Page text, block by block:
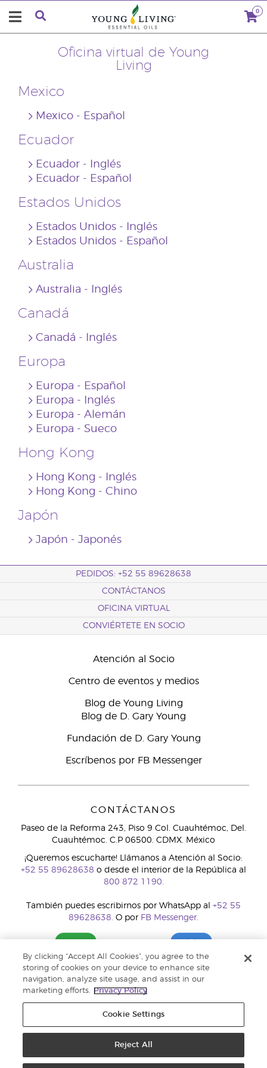
0
Oficina virtual de Young
Living
Mexico
Mexico - Español
Ecuador
Ecuador - Inglés
Ecuador - Español
Estados Unidos
Estados Unidos - Inglés
Estados Unidos - Español
Australia
Australia - Inglés
Canadá
Canadá - Inglés
Europa
Europa - Español
Europa - Inglés
Europa - Alemán
Europa - Sueco
Hong Kong
Hong Kong - Inglés
Hong Kong - Chino
Japón
Japón - Japonés
PEDIDOS: +52 55 89628638
CONTÁCTANOS
OFICINA VIRTUAL
CONVIÉRTETE EN SOCIO
Atención al Socio
Centro de eventos y medios
Blog de Young Living
Blog de D. Gary Young
Fundación de D. Gary Young
Escríbenos por FB Messenger
CONTÁCTANOS
Paseo de la Reforma 243, Piso 9 Col. Cuauhtémoc, Del.
Cuauhtémoc. C.P 06500. CDMX. México
¡Queremos escucharte! Llámanos a Atención al Socio:
+52 55 89628638 o desde el interior de la República al
800 872 1190.
También puedes escribirnos por WhatsApp al +52 55
89628638. O por FB Messenger.
By clicking “Accept All Cookies”, you agree to the
storing of cookies on your device to enhance site
navigation, analyze site usage, and assist in our
marketing efforts.
Privacy Policy
Cookie Settings
Reject All